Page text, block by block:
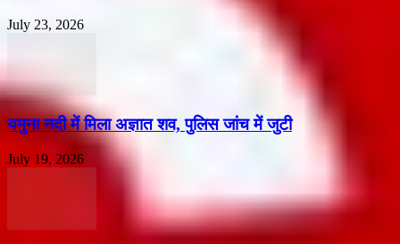
July 23, 2026
यमुना नदी में मिला अज्ञात शव, पुलिस जांच में जुटी
July 19, 2026